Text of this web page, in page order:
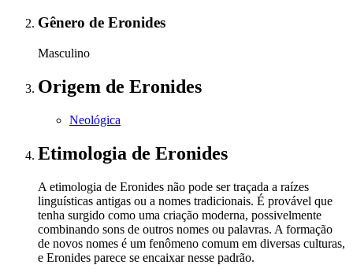
Gênero de Eronides
Masculino
Origem de Eronides
Neológica
Etimologia de Eronides
A etimologia de Eronides não pode ser traçada a raízes
linguísticas antigas ou a nomes tradicionais. É provável que
tenha surgido como uma criação moderna, possivelmente
combinando sons de outros nomes ou palavras. A formação
de novos nomes é um fenômeno comum em diversas culturas,
e Eronides parece se encaixar nesse padrão.